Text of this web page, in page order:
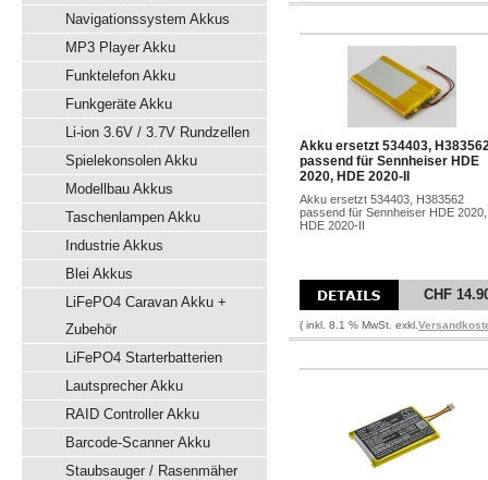
Navigationssystem Akkus
MP3 Player Akku
Funktelefon Akku
Funkgeräte Akku
Li-ion 3.6V / 3.7V Rundzellen
Spielekonsolen Akku
Modellbau Akkus
Taschenlampen Akku
Industrie Akkus
Blei Akkus
LiFePO4 Caravan Akku +
Zubehör
LiFePO4 Starterbatterien
Lautsprecher Akku
RAID Controller Akku
Barcode-Scanner Akku
Staubsauger / Rasenmäher
Akku ersetzt 534403,
passend für Sennheiser HDE
2020, HDE 2020-II
Akku ersetzt 534403, H383562
passend für Sennheiser HDE 2020,
HDE 2020-II
CHF
( inkl. 8.1 % MwSt. exkl.